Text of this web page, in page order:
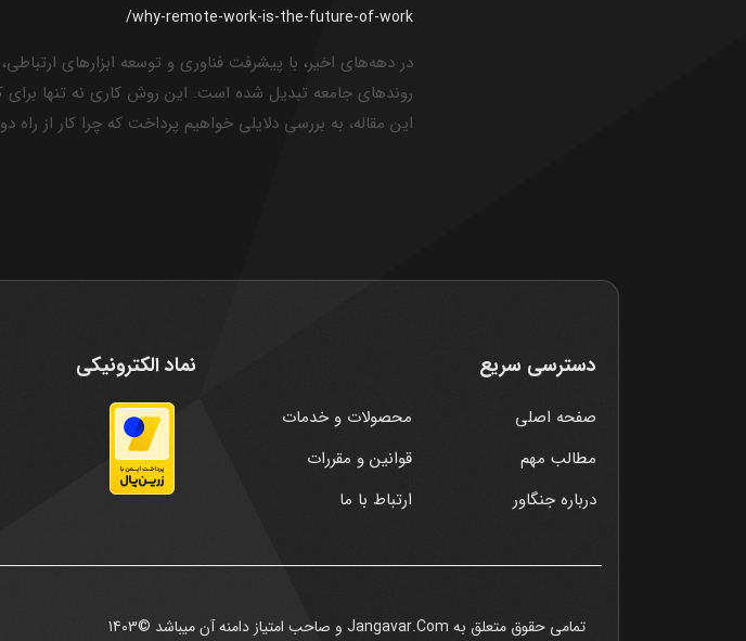
/why-remote-work-is-the-future-of-work
روندهای جامعه تبدیل شده است. این روش کاری نه تنها برای
این مقاله، به بررسی دلایلی خواهیم پرداخت که چرا کار از راه
دسترسی سریع
صفحه اصلی
محصولات و خدمات
مطالب مهم
قوانین و مقررات
درباره جنگاور
ارتباط با ما
نماد الکترونیکی
تمامی حقوق متعلق به Jangavar.Com و صاحب امتیاز دامنه آن میباشد ©1403